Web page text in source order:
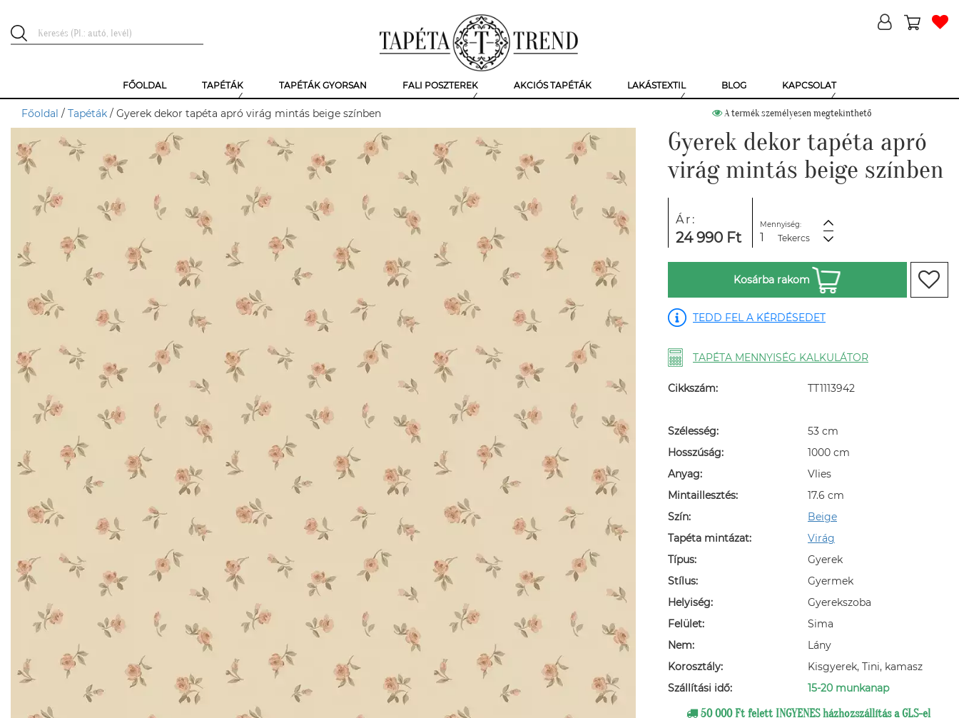
FŐOLDAL TAPÉTÁK TAPÉTÁK GYORSAN FALI POSZTEREK AKCIÓS TAPÉTÁK LAKÁSTEXTIL BLOG KAPCSOLAT
Főoldal / Tapéták / Gyerek dekor tapéta apró virág mintás beige színben A termék személyesen megtekinthető
Gyerek dekor tapéta apró
virág mintás beige színben
Ár:
24 990 Ft
Mennyiség:
Tekercs
Kosárba rakom
TEDD FEL A KÉRDÉSEDET
TAPÉTA MENNYISÉG KALKULÁTOR
Cikkszám: TT1113942
Szélesség:
53 cm
Hosszúság:
1000 cm
Anyag:
Vlies
Mintaillesztés:
17.6 cm
Szín:
Beige
Tapéta mintázat:
Virág
Típus:
Gyerek
Stílus:
Gyermek
Helyiség:
Gyerekszoba
Felület:
Sima
Nem:
Lány
Korosztály:
Kisgyerek, Tini, kamasz
Szállítási idő:
15-20 munkanap
50 000 Ft felett INGYENES házhozszállítás a GLS-el